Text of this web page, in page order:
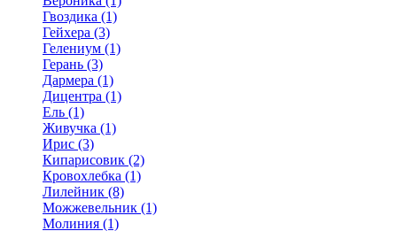
Гвоздика (1)
Гейхера (3)
Гелениум (1)
Герань (3)
Дармера (1)
Дицентра (1)
Ель (1)
Живучка (1)
Ирис (3)
Кипарисовик (2)
Кровохлебка (1)
Лилейник (8)
Можжевельник (1)
Молиния (1)